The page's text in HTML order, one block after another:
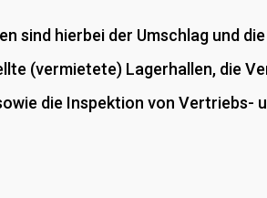
sind hierbei der Umschlag und
(vermietete) Lagerhallen, die
die Inspektion von Vertriebs-